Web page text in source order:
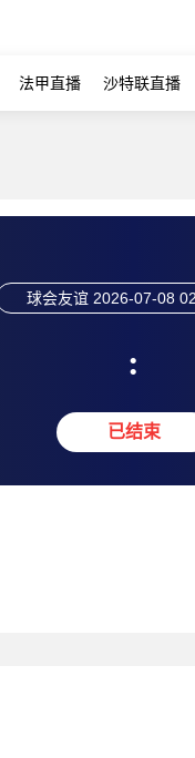
法甲直播 沙特联直播
球会友谊 2026-07-08
:
已结束